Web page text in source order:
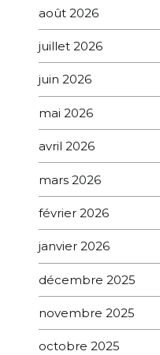
août 2026
juillet 2026
juin 2026
mai 2026
avril 2026
mars 2026
février 2026
janvier 2026
décembre 2025
novembre 2025
octobre 2025